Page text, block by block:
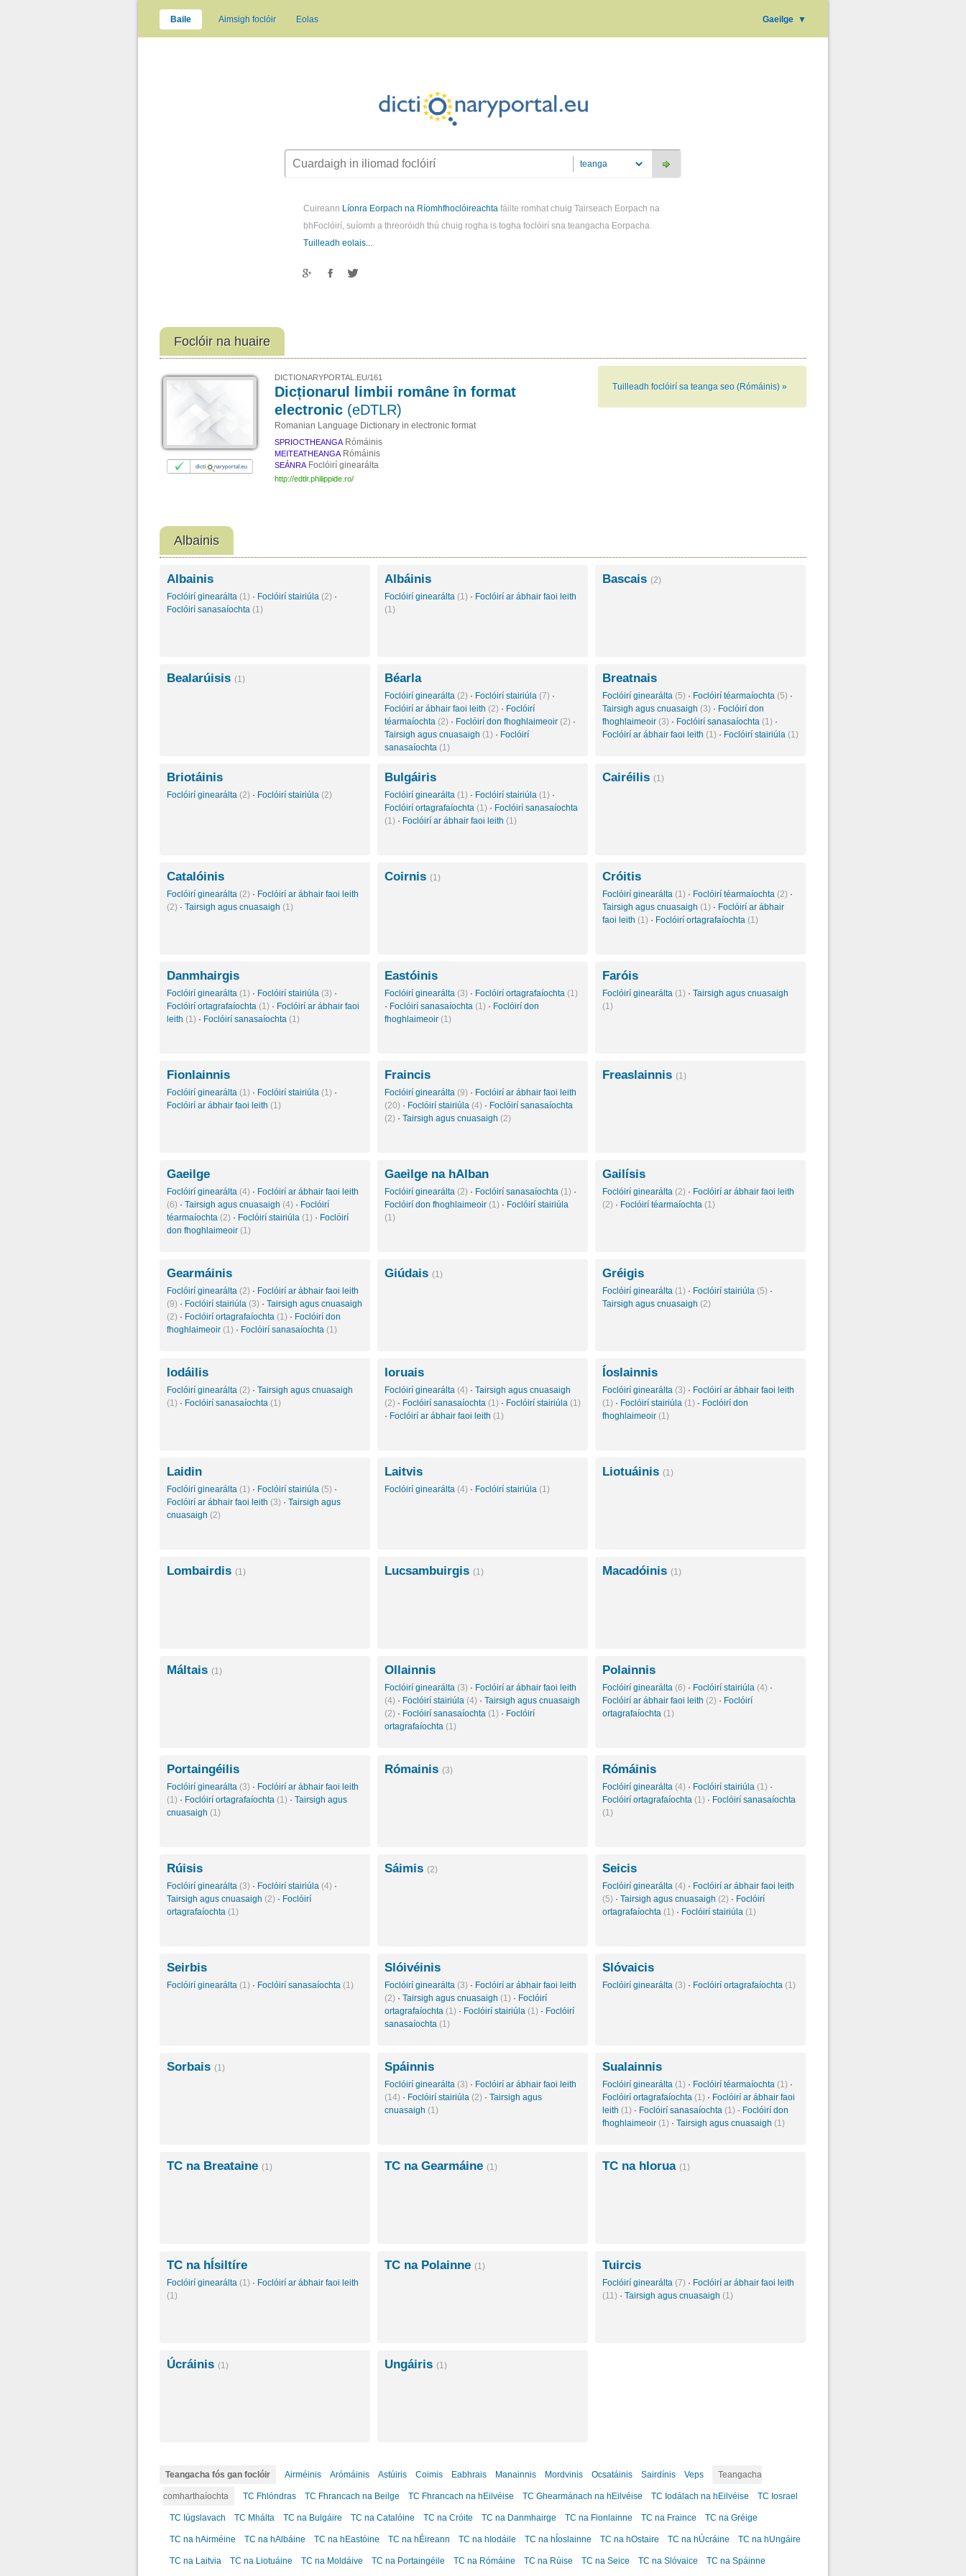
Baile Aimsigh foclóir Eolas Gaeilge ▼
Cuireann Líonra Eorpach na Ríomhfhoclóireachta fáilte romhat chuig Tairseach Eorpach na
bhFoclóirí, suíomh a threoróidh thú chuig rogha is togha foclóirí sna teangacha Eorpacha.
Tuilleadh eolais...
Foclóir na huaire
Tuilleadh foclóirí sa teanga seo (Rómáinis) »
DICTIONARYPORTAL.EU/161
Dicționarul limbii române în format
electronic (eDTLR)
Romanian Language Dictionary in electronic format
SPRIOCTHEANGA Rómáinis
MEITEATHEANGA Rómáinis
SEÁNRA Foclóirí ginearálta
http://edtlr.philippide.ro/
Albainis
Albainis
Foclóirí ginearálta (1) · Foclóirí stairiúla (2) ·
Foclóirí sanasaíochta (1)
Albáinis
Foclóirí ginearálta (1) · Foclóirí ar ábhair faoi leith
(1)
Bascais (2)
Bealarúisis (1) Béarla
Foclóirí ginearálta (2) · Foclóirí stairiúla (7) ·
Foclóirí ar ábhair faoi leith (2) · Foclóirí
téarmaíochta (2) · Foclóirí don fhoghlaimeoir (2) ·
Tairsigh agus cnuasaigh (1) · Foclóirí
sanasaíochta (1)
Breatnais
Foclóirí ginearálta (5) · Foclóirí téarmaíochta (5) ·
Tairsigh agus cnuasaigh (3) · Foclóirí don
fhoghlaimeoir (3) · Foclóirí sanasaíochta (1) ·
Foclóirí ar ábhair faoi leith (1) · Foclóirí stairiúla (1)
Briotáinis
Foclóirí ginearálta (2) · Foclóirí stairiúla (2)
Bulgáiris
Foclóirí ginearálta (1) · Foclóirí stairiúla (1) ·
Foclóirí ortagrafaíochta (1) · Foclóirí sanasaíochta
(1) · Foclóirí ar ábhair faoi leith (1)
Cairéilis (1)
Catalóinis
Foclóirí ginearálta (2) · Foclóirí ar ábhair faoi leith
(2) · Tairsigh agus cnuasaigh (1)
Coirnis (1) Cróitis
Foclóirí ginearálta (1) · Foclóirí téarmaíochta (2) ·
Tairsigh agus cnuasaigh (1) · Foclóirí ar ábhair
faoi leith (1) · Foclóirí ortagrafaíochta (1)
Danmhairgis
Foclóirí ginearálta (1) · Foclóirí stairiúla (3) ·
Foclóirí ortagrafaíochta (1) · Foclóirí ar ábhair faoi
leith (1) · Foclóirí sanasaíochta (1)
Eastóinis
Foclóirí ginearálta (3) · Foclóirí ortagrafaíochta (1)
· Foclóirí sanasaíochta (1) · Foclóirí don
fhoghlaimeoir (1)
Faróis
Foclóirí ginearálta (1) · Tairsigh agus cnuasaigh
(1)
Fionlainnis
Foclóirí ginearálta (1) · Foclóirí stairiúla (1) ·
Foclóirí ar ábhair faoi leith (1)
Fraincis
Foclóirí ginearálta (9) · Foclóirí ar ábhair faoi leith
(20) · Foclóirí stairiúla (4) · Foclóirí sanasaíochta
(2) · Tairsigh agus cnuasaigh (2)
Freaslainnis (1)
Gaeilge
Foclóirí ginearálta (4) · Foclóirí ar ábhair faoi leith
(6) · Tairsigh agus cnuasaigh (4) · Foclóirí
téarmaíochta (2) · Foclóirí stairiúla (1) · Foclóirí
don fhoghlaimeoir (1)
Gaeilge na hAlban
Foclóirí ginearálta (2) · Foclóirí sanasaíochta (1) ·
Foclóirí don fhoghlaimeoir (1) · Foclóirí stairiúla
(1)
Gailísis
Foclóirí ginearálta (2) · Foclóirí ar ábhair faoi leith
(2) · Foclóirí téarmaíochta (1)
Gearmáinis
Foclóirí ginearálta (2) · Foclóirí ar ábhair faoi leith
(9) · Foclóirí stairiúla (3) · Tairsigh agus cnuasaigh
(2) · Foclóirí ortagrafaíochta (1) · Foclóirí don
fhoghlaimeoir (1) · Foclóirí sanasaíochta (1)
Giúdais (1) Gréigis
Foclóirí ginearálta (1) · Foclóirí stairiúla (5) ·
Tairsigh agus cnuasaigh (2)
Iodáilis
Foclóirí ginearálta (2) · Tairsigh agus cnuasaigh
(1) · Foclóirí sanasaíochta (1)
Ioruais
Foclóirí ginearálta (4) · Tairsigh agus cnuasaigh
(2) · Foclóirí sanasaíochta (1) · Foclóirí stairiúla (1)
· Foclóirí ar ábhair faoi leith (1)
Íoslainnis
Foclóirí ginearálta (3) · Foclóirí ar ábhair faoi leith
(1) · Foclóirí stairiúla (1) · Foclóirí don
fhoghlaimeoir (1)
Laidin
Foclóirí ginearálta (1) · Foclóirí stairiúla (5) ·
Foclóirí ar ábhair faoi leith (3) · Tairsigh agus
cnuasaigh (2)
Laitvis
Foclóirí ginearálta (4) · Foclóirí stairiúla (1)
Liotuáinis (1)
Lombairdis (1) Lucsambuirgis (1) Macadóinis (1)
Máltais (1) Ollainnis
Foclóirí ginearálta (3) · Foclóirí ar ábhair faoi leith
(4) · Foclóirí stairiúla (4) · Tairsigh agus cnuasaigh
(2) · Foclóirí sanasaíochta (1) · Foclóirí
ortagrafaíochta (1)
Polainnis
Foclóirí ginearálta (6) · Foclóirí stairiúla (4) ·
Foclóirí ar ábhair faoi leith (2) · Foclóirí
ortagrafaíochta (1)
Portaingéilis
Foclóirí ginearálta (3) · Foclóirí ar ábhair faoi leith
(1) · Foclóirí ortagrafaíochta (1) · Tairsigh agus
cnuasaigh (1)
Rómainis (3) Rómáinis
Foclóirí ginearálta (4) · Foclóirí stairiúla (1) ·
Foclóirí ortagrafaíochta (1) · Foclóirí sanasaíochta
(1)
Rúisis
Foclóirí ginearálta (3) · Foclóirí stairiúla (4) ·
Tairsigh agus cnuasaigh (2) · Foclóirí
ortagrafaíochta (1)
Sáimis (2) Seicis
Foclóirí ginearálta (4) · Foclóirí ar ábhair faoi leith
(5) · Tairsigh agus cnuasaigh (2) · Foclóirí
ortagrafaíochta (1) · Foclóirí stairiúla (1)
Seirbis
Foclóirí ginearálta (1) · Foclóirí sanasaíochta (1)
Slóivéinis
Foclóirí ginearálta (3) · Foclóirí ar ábhair faoi leith
(2) · Tairsigh agus cnuasaigh (1) · Foclóirí
ortagrafaíochta (1) · Foclóirí stairiúla (1) · Foclóirí
sanasaíochta (1)
Slóvaicis
Foclóirí ginearálta (3) · Foclóirí ortagrafaíochta (1)
Sorbais (1) Spáinnis
Foclóirí ginearálta (3) · Foclóirí ar ábhair faoi leith
(14) · Foclóirí stairiúla (2) · Tairsigh agus
cnuasaigh (1)
Sualainnis
Foclóirí ginearálta (1) · Foclóirí téarmaíochta (1) ·
Foclóirí ortagrafaíochta (1) · Foclóirí ar ábhair faoi
leith (1) · Foclóirí sanasaíochta (1) · Foclóirí don
fhoghlaimeoir (1) · Tairsigh agus cnuasaigh (1)
TC na Breataine (1) TC na Gearmáine (1) TC na hIorua (1)
TC na hÍsiltíre
Foclóirí ginearálta (1) · Foclóirí ar ábhair faoi leith
(1)
TC na Polainne (1) Tuircis
Foclóirí ginearálta (7) · Foclóirí ar ábhair faoi leith
(11) · Tairsigh agus cnuasaigh (1)
Úcráinis (1) Ungáiris (1)
Teangacha fós gan foclóir Airméinis Arómáinis Astúiris Coimis Eabhrais Manainnis Mordvinis Ocsatáinis Sairdínis Veps Teangacha
comharthaíochta TC Fhlóndras TC Fhrancach na Beilge TC Fhrancach na hEilvéise TC Ghearmánach na hEilvéise TC Iodálach na hEilvéise TC Iosrael
TC Iúgslavach TC Mhálta TC na Bulgáire TC na Catalóine TC na Cróite TC na Danmhairge TC na Fionlainne TC na Fraince TC na Gréige
TC na hAirméine TC na hAlbáine TC na hEastóine TC na hÉireann TC na hIodáile TC na hÍoslainne TC na hOstaire TC na hÚcráine TC na hUngáire
TC na Laitvia TC na Liotuáine TC na Moldáive TC na Portaingéile TC na Rómáine TC na Rúise TC na Seice TC na Slóvaice TC na Spáinne